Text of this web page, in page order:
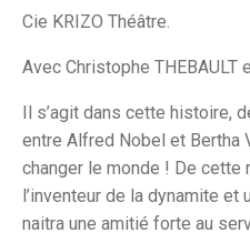
Cie KRIZO Théâtre.
Avec Christophe THEBAULT
Il s’agit dans cette histoire,
entre Alfred Nobel et Bertha
changer le monde ! De cette
l’inventeur de la dynamite et
naitra une amitié forte au